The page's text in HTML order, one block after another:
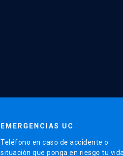
EMERGENCIAS UC
Teléfono en caso de accidente o
situación que ponga en riesgo tu vida